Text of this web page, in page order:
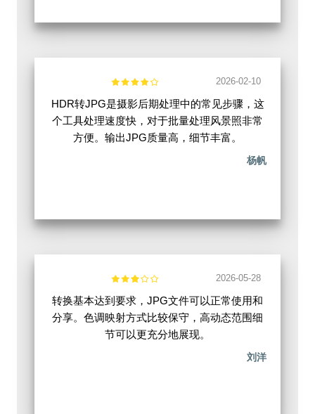
2026-02-10
HDR转JPG是摄影后期处理中的常见步骤，这
个工具处理速度快，对于批量处理风景照非常
方便。输出JPG质量高，细节丰富。
杨帆
2026-05-28
转换基本达到要求，JPG文件可以正常使用和
分享。色调映射方式比较保守，高动态范围细
节可以更充分地展现。
刘洋